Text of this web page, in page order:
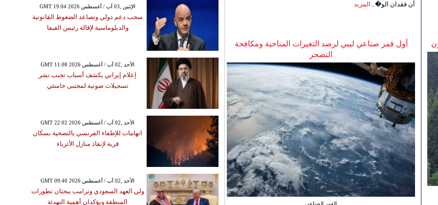
أن فقدان الو�... المزيد
أول قمر صناعي ليبي لرصد التغيرات المناخية ومكافحة
التصحر
القمر الصناعي
GMT 19:04 2026 الإثنين ,03 آب / أغسطس
سحب دعم دولي وتصاعد الضغوط القانونية
والدبلوماسية لإقالة رئيس الفيفا
GMT 11:08 2026 الأحد ,02 آب / أغسطس
إعلام إيراني يكشف أسباب تجنب نشر
تسجيلات صوتية لمجتبى خامنئي
GMT 22:02 2026 الأحد ,02 آب / أغسطس
اتهامات للإطفاء الفرنسي بالتضحية بسكان
قرية لإنقاذ منازل الأثرياء
GMT 09:40 2026 الأحد ,02 آب / أغسطس
ولي العهد السعودي وترامب يبحثان تطورات
المنطقة ويؤكدان أهمية التهدئة